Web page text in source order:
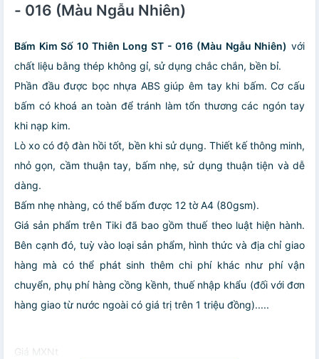
- 016 (Màu Ngẫu Nhiên)
Bấm Kim Số 10 Thiên Long ST - 016 (Màu Ngẫu Nhiên) với
chất liệu bằng thép không gỉ, sử dụng chắc chắn, bền bỉ.
Phần đầu được bọc nhựa ABS giúp êm tay khi bấm. Cơ cấu
bấm có khoá an toàn để tránh làm tổn thương các ngón tay
khi nạp kim.
Lò xo có độ đàn hồi tốt, bền khi sử dụng. Thiết kế thông minh,
nhỏ gọn, cầm thuận tay, bấm nhẹ, sử dụng thuận tiện và dễ
dàng.
Bấm nhẹ nhàng, có thể bấm được 12 tờ A4 (80gsm).
Giá sản phẩm trên Tiki đã bao gồm thuế theo luật hiện hành.
Bên cạnh đó, tuỳ vào loại sản phẩm, hình thức và địa chỉ giao
hàng mà có thể phát sinh thêm chi phí khác như phí vận
chuyển, phụ phí hàng cồng kềnh, thuế nhập khẩu (đối với đơn
hàng giao từ nước ngoài có giá trị trên 1 triệu đồng).....
Giá MXNt